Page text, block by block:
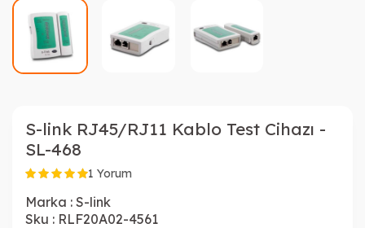
S-link RJ45/RJ11 Kablo Test Cihazı -
SL-468
1 Yorum
Marka : S-link
Sku : RLF20A02-4561